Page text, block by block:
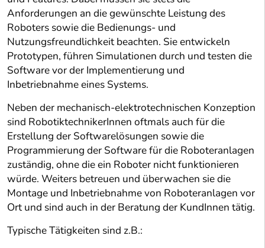
Anforderungen an die gewünschte Leistung des
Roboters sowie die Bedienungs- und
Nutzungsfreundlichkeit beachten. Sie entwickeln
Prototypen, führen Simulationen durch und testen die
Software vor der Implementierung und
Inbetriebnahme eines Systems.
Neben der mechanisch-elektrotechnischen Konzeption
sind RobotiktechnikerInnen oftmals auch für die
Erstellung der Softwarelösungen sowie die
Programmierung der Software für die Roboteranlagen
zuständig, ohne die ein Roboter nicht funktionieren
würde. Weiters betreuen und überwachen sie die
Montage und Inbetriebnahme von Roboteranlagen vor
Ort und sind auch in der Beratung der KundInnen tätig.
Typische Tätigkeiten sind z.B.: